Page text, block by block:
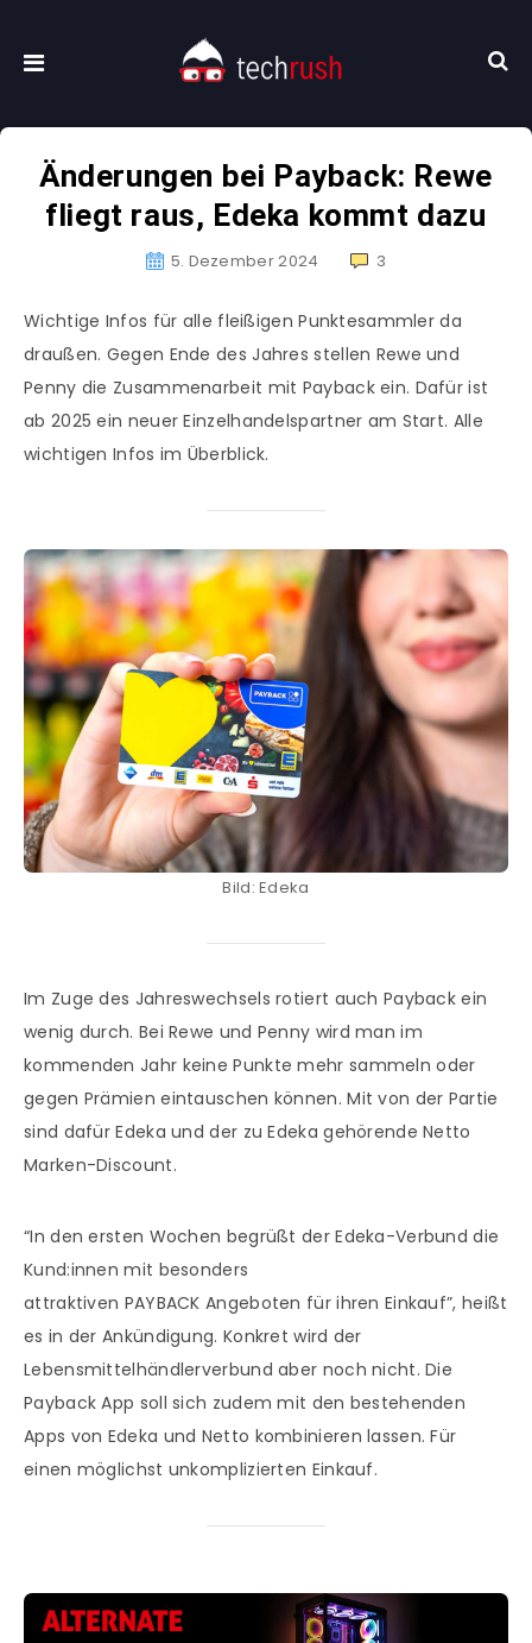
Änderungen bei Payback: Rewe
fliegt raus, Edeka kommt dazu
5. Dezember 2024 3
Wichtige Infos für alle fleißigen Punktesammler da
draußen. Gegen Ende des Jahres stellen Rewe und
Penny die Zusammenarbeit mit Payback ein. Dafür ist
ab 2025 ein neuer Einzelhandelspartner am Start. Alle
wichtigen Infos im Überblick.
Bild: Edeka
Im Zuge des Jahreswechsels rotiert auch Payback ein
wenig durch. Bei Rewe und Penny wird man im
kommenden Jahr keine Punkte mehr sammeln oder
gegen Prämien eintauschen können. Mit von der Partie
sind dafür Edeka und der zu Edeka gehörende Netto
Marken-Discount.
“In den ersten Wochen begrüßt der Edeka-Verbund die
Kund:innen mit besonders
attraktiven PAYBACK Angeboten für ihren Einkauf”, heißt
es in der Ankündigung. Konkret wird der
Lebensmittelhändlerverbund aber noch nicht. Die
Payback App soll sich zudem mit den bestehenden
Apps von Edeka und Netto kombinieren lassen. Für
einen möglichst unkomplizierten Einkauf.